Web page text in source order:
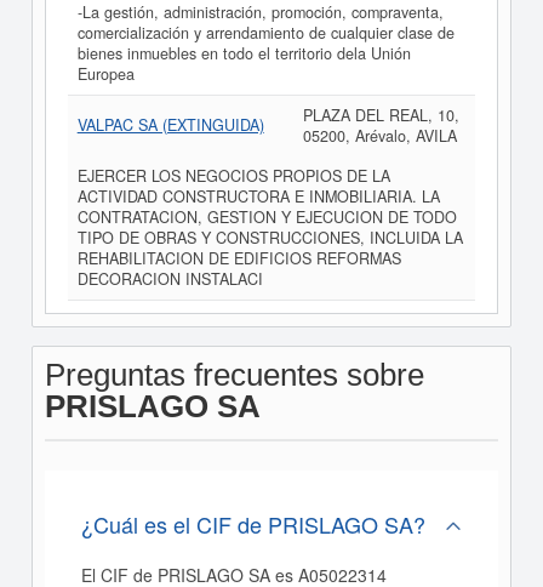
-La gestión, administración, promoción, compraventa,
comercialización y arrendamiento de cualquier clase de
bienes inmuebles en todo el territorio dela Unión
Europea
VALPAC SA (EXTINGUIDA)
PLAZA DEL REAL, 10,
05200, Arévalo, AVILA
EJERCER LOS NEGOCIOS PROPIOS DE LA
ACTIVIDAD CONSTRUCTORA E INMOBILIARIA. LA
CONTRATACION, GESTION Y EJECUCION DE TODO
TIPO DE OBRAS Y CONSTRUCCIONES, INCLUIDA LA
REHABILITACION DE EDIFICIOS REFORMAS
DECORACION INSTALACI
Preguntas frecuentes sobre
PRISLAGO SA
¿Cuál es el CIF de PRISLAGO SA?
El CIF de PRISLAGO SA es A05022314